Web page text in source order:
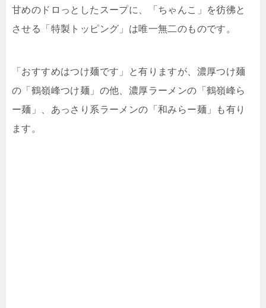
甘めのドロっとしたスープに、「ちゃんこ」を彷彿と
させる「特製トッピング」は唯一無二のものです。
「おすすめはつけ麺です」と有りますが、濃厚つけ麺
の「鶴嶺峰つけ麺」の他、濃厚ラーメンの「鶴嶺峰ら
ー麺」、あっさり系ラーメンの「和みらー麺」も有り
ます。